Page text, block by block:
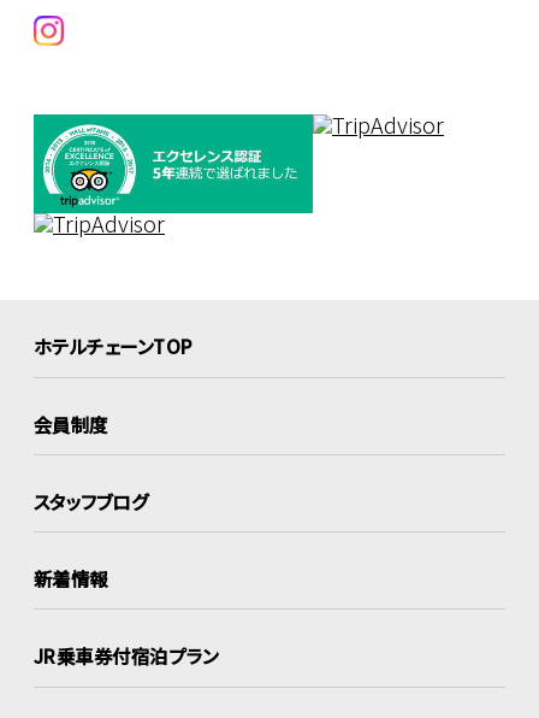
ホテルチェーンTOP
会員制度
スタッフブログ
新着情報
JR乗車券付宿泊プラン